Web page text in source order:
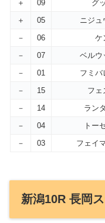
＋ 09 グ
＋
05 ニジュ
－
06 ケ
－
07 ベルウ
－
01 フミバ
－
15 フェ
－
14 ラン
－
04 トー
－
03 フェイ
新潟10R 長岡